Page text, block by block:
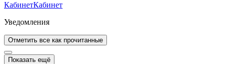
КабинетКабинет
Уведомления
Отметить все как прочитанные
Показать ещё